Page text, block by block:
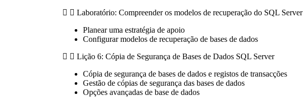
Laboratório: Compreender os modelos de recuperação do SQL Server
Planear uma estratégia de apoio
Configurar modelos de recuperação de bases de dados
Lição 6: Cópia de Segurança de Bases de Dados SQL Server
Cópia de segurança de bases de dados e registos de transacções
Gestão de cópias de segurança das bases de dados
Opções avançadas de base de dados